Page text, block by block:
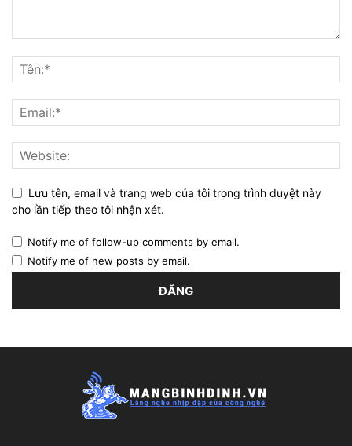
Lưu tên, email và trang web của tôi trong trình duyệt này
cho lần tiếp theo tôi nhận xét.
Notify me of follow-up comments by email.
Notify me of new posts by email.